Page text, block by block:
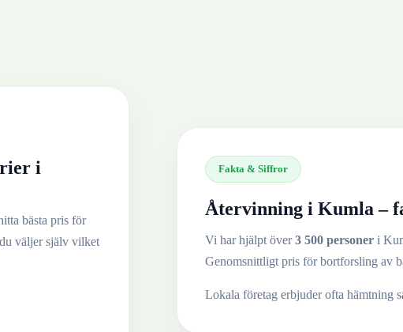
i
bästa pris för
väljer själv vilket
Fakta & Siffror
Återvinning i Kumla –
Vi har hjälpt över3 500 personer i
Genomsnittligt pris för bortforsling av
Lokala företag erbjuder ofta hämtning